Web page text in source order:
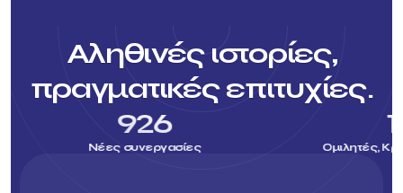
Αληθινές ιστορίες,
πραγματικές επιτυχίες.
Ομιλητές, Κριτές & Μέντορες